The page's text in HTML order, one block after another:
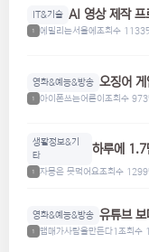
IT&기술 AI 영상 제작 프
1 에밀리는서울에 조회수 1133
영화&예능&방송 오징어
1 아이폰쓰는어른이 조회수 973
생활정보&기
타
하루에 1.7
1 자몽은 못먹어요조회수 1299
영화&예능&방송 유튜브
1 맴매가사람을만든다1조회수